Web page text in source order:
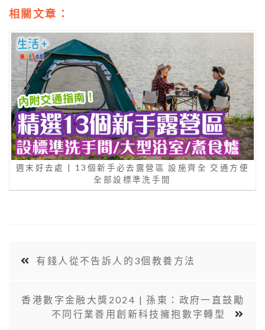
相關文章：
週末好去處 | 13個新手必去露營區 設施齊全 交通方便
全部設標準洗手間
有錢人從不告訴人的3個教養方法
香港數字金融大獎2024 | 孫東：政府一直鼓勵
不同行業善用創新科技擁抱數字轉型